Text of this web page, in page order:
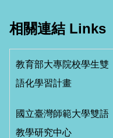
相關連結 Links
教育部大專院校學生雙
語化學習計畫
國立臺灣師範大學雙語
教學研究中心